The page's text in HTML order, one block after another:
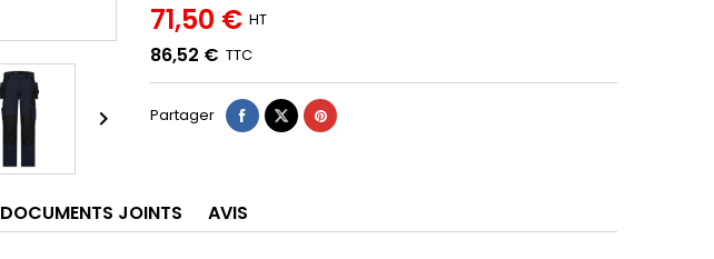

71,50 € HT
86,52 € TTC
Partager
DOCUMENTS JOINTS AVIS